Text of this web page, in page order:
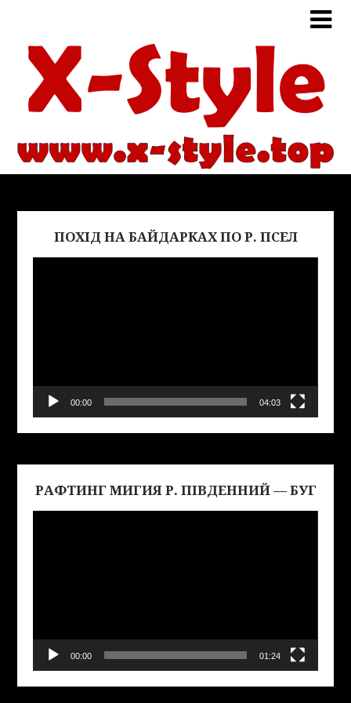
ПОХІД НА БАЙДАРКАХ ПО Р. ПСЕЛ
00:00 04:03
РАФТИНГ МИГИЯ Р. ПІВДЕННИЙ — БУГ
00:00 01:24